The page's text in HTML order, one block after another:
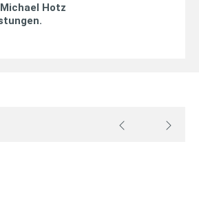
Michael Hotz
.